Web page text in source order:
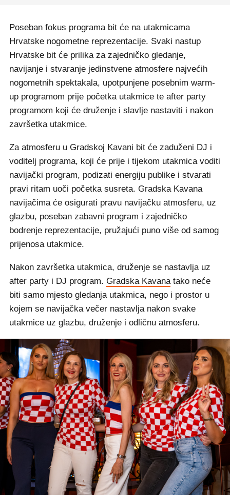
Poseban fokus programa bit će na utakmicama
Hrvatske nogometne reprezentacije. Svaki nastup
Hrvatske bit će prilika za zajedničko gledanje,
navijanje i stvaranje jedinstvene atmosfere najvećih
nogometnih spektakala, upotpunjene posebnim warm-
up programom prije početka utakmice te after party
programom koji će druženje i slavlje nastaviti i nakon
završetka utakmice.
Za atmosferu u Gradskoj Kavani bit će zaduženi DJ i
voditelj programa, koji će prije i tijekom utakmica voditi
navijački program, podizati energiju publike i stvarati
pravi ritam uoči početka susreta. Gradska Kavana
navijačima će osigurati pravu navijačku atmosferu, uz
glazbu, poseban zabavni program i zajedničko
bodrenje reprezentacije, pružajući puno više od samog
prijenosa utakmice.
Nakon završetka utakmica, druženje se nastavlja uz
after party i DJ program. Gradska Kavanatako neće
biti samo mjesto gledanja utakmica, nego i prostor u
kojem se navijačka večer nastavlja nakon svake
utakmice uz glazbu, druženje i odličnu atmosferu.